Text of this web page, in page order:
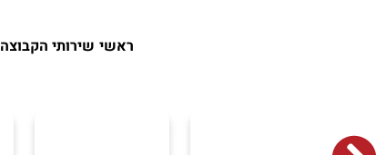
ראשי שירותי הקבוצה